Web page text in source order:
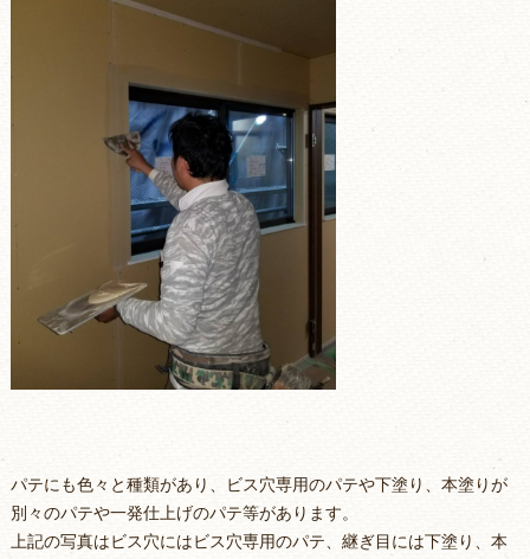
パテにも色々と種類があり、ビス穴専用のパテや下塗り、本塗りが
別々のパテや一発仕上げのパテ等があります。
上記の写真はビス穴にはビス穴専用のパテ、継ぎ目には下塗り、本